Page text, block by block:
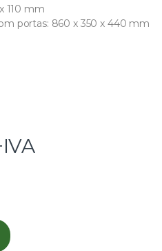
110 mm
portas: 860 x 350 x 440 mm